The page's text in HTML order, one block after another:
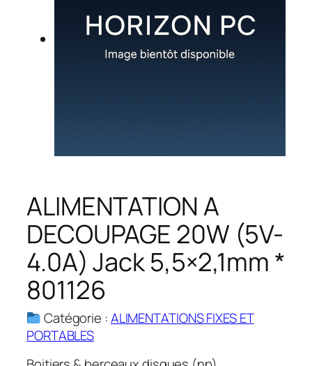
ALIMENTATION A
DECOUPAGE 20W (5V-
4.0A) Jack 5,5×2,1mm *
801126
Catégorie :ALIMENTATIONS FIXES ET
PORTABLES